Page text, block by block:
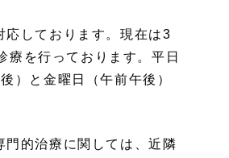
応しております。現在は3
療を行っております。平日
）と金曜日（午前午後）
門的治療に関しては、近隣